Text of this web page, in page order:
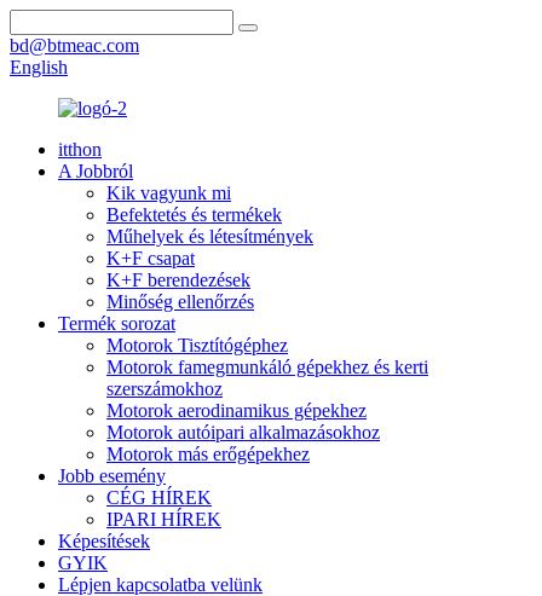
bd@btmeac.com
English
itthon
A Jobbról
Kik vagyunk mi
Befektetés és termékek
Műhelyek és létesítmények
K+F csapat
K+F berendezések
Minőség ellenőrzés
Termék sorozat
Motorok Tisztítógéphez
Motorok famegmunkáló gépekhez és kerti
szerszámokhoz
Motorok aerodinamikus gépekhez
Motorok autóipari alkalmazásokhoz
Motorok más erőgépekhez
Jobb esemény
CÉG HÍREK
IPARI HÍREK
Képesítések
GYIK
Lépjen kapcsolatba velünk